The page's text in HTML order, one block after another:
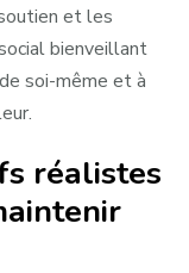
et les
bienveillant
soi-même et à
réalistes